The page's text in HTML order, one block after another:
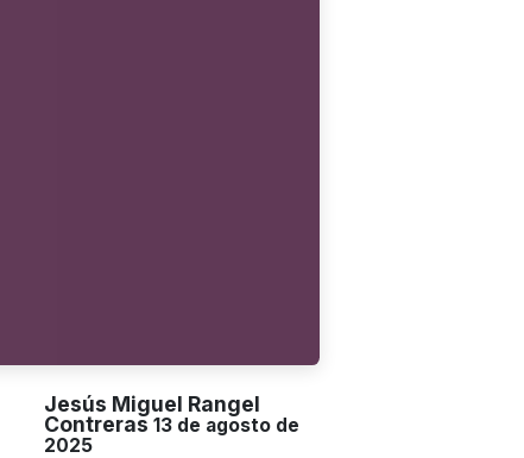
Jesús Miguel Rangel
Contreras 13 de agosto de
2025